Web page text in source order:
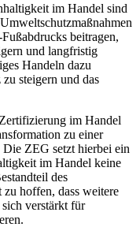
im Handel sind
beitragen,
und langfristig
Handeln dazu
steigern und das
im Handel
zu einer
ZEG setzt hierbei ein
im Handel keine
des
hoffen, dass weitere
verstärkt für